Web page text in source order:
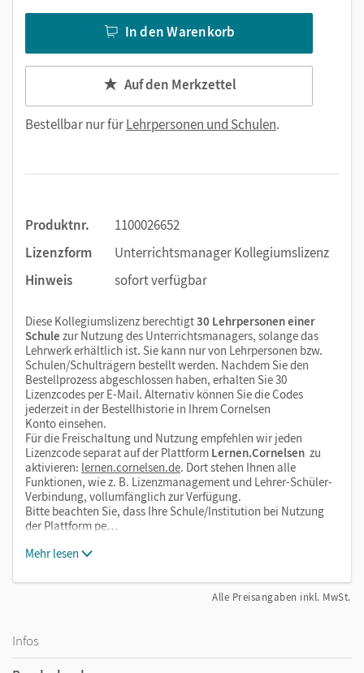
In den Warenkorb
Auf den Merkzettel
Bestellbar nur fürLehrpersonen und Schulen.
Produktnr.
1100026652
Lizenzform
Unterrichtsmanager Kollegiumslizenz
Hinweis
sofort verfügbar
Diese Kollegiumslizenz berechtigt30 Lehrpersonen einer
Schule zur Nutzung des Unterrichtsmanagers, solange das
Lehrwerk erhältlich ist. Sie kann nur von Lehrpersonen bzw.
Schulen/Schulträgern bestellt werden. Nachdem Sie den
Bestellprozess abgeschlossen haben, erhalten Sie 30
Lizenzcodes per E-Mail. Alternativ können Sie die Codes
jederzeit in der Bestellhistorie in Ihrem Cornelsen
Konto einsehen.
Für die Freischaltung und Nutzung empfehlen wir jeden
Lizenzcode separat auf der Plattform Lernen.Cornelsen zu
aktivieren: lernen.cornelsen.de. Dort stehen Ihnen alle
Funktionen, wie z. B. Lizenzmanagement und Lehrer-Schüler-
Verbindung, vollumfänglich zur Verfügung.
Bitte beachten Sie, dass Ihre Schule/Institution bei Nutzung
der Plattform pe…
Mehr lesen
Alle Preisangaben inkl. MwSt.
Infos